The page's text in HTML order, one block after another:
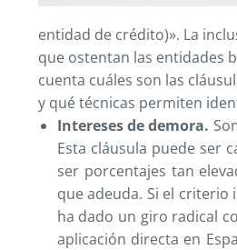
entidad de crédito)». La
que ostentan las entidades
cuenta cuáles son las
y qué técnicas permiten
Intereses de demora.
Esta cláusula puede ser
ser porcentajes tan
que adeuda. Si el
ha dado un giro radical
aplicación directa en